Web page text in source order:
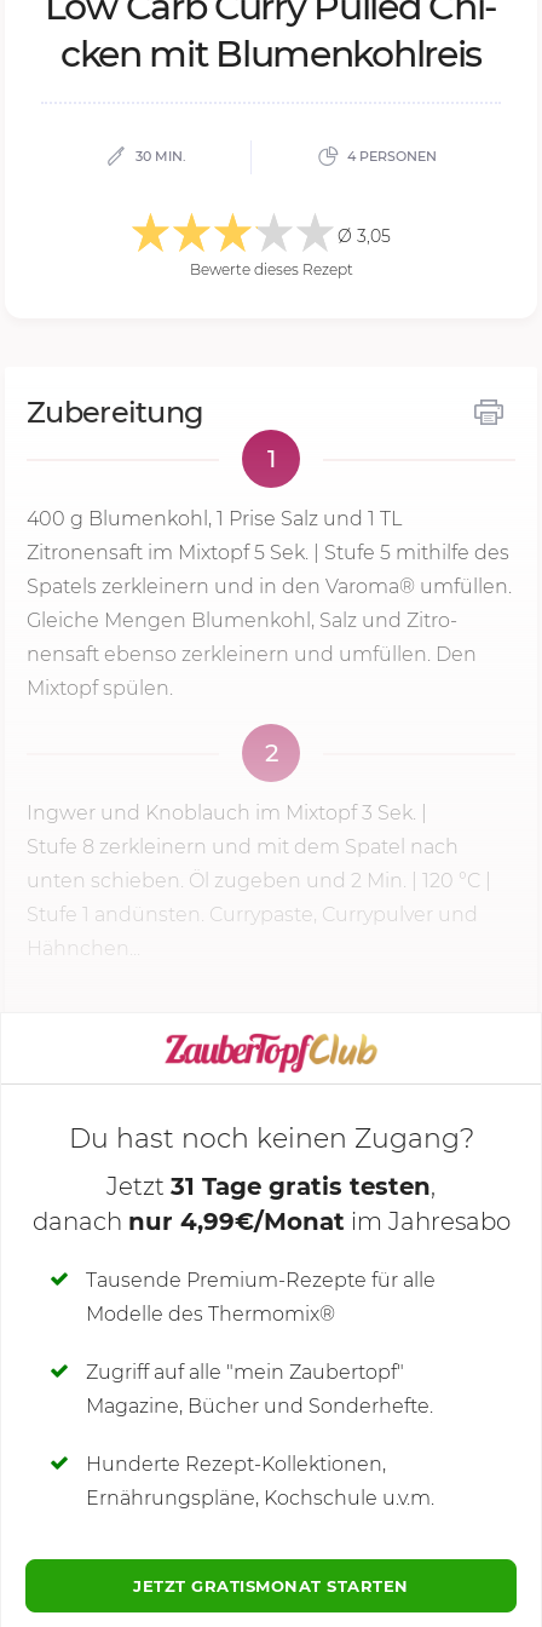
cken mit Blu­men­kohl­reis
30 MIN. 4 PERSONEN
Ø 3,05
Bewerte dieses Rezept
Zubereitung
1
400 g Blumenkohl, 1 Prise Salz und 1 TL
Zitronensaft im Mixtopf5 Sek. Stufe 5 mithilfe des
Spatels zerkleinern und in den Varoma® umfüllen.
Gleiche Mengen Blumenkohl, Salz und Zitro­
nensaft ebenso zerkleinern und umfüllen. Den
Mixtopf spülen.
2
Ingwer und Knoblauch im Mixtopf3 Sek.
Stufe 8 zerkleinern und mit dem Spatel nach
unten schieben. Öl zugeben und 2 Min. 120 °C
Stufe 1 andünsten. Currypaste, Currypulver und
Hähnchen...
KOCHMODUS STARTEN
Deine Notizen
Du hast noch keinen Zugang?
Jetzt 31 Tage gratis testen,
danach nur 4,99€/Monat im Jahresabo
Tausende Premium-Rezepte für alle
Modelle des Thermomix®
Zugriff auf alle "mein Zaubertopf"
Magazine, Bücher und Sonderhefte.
Hunderte Rezept-Kollektionen,
Ernährungspläne, Kochschule u.v.m.
JETZT GRATISMONAT STARTEN
Kommentare(7)